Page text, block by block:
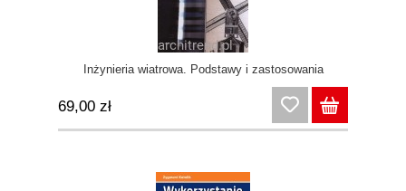
Inżynieria wiatrowa. Podstawy i zastosowania
69,00 zł